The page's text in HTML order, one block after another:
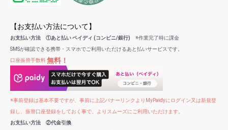
【お支払い方法について】
お支払い方法 ①あと払い ペイディ (コンビニ/銀行) ※作業完了時に課金
SMSが確認できる携帯・スマホでご利用いただけるあと払いサービスです。
口座振替手数料無料！
※事前登録は基本不要ですが、事前に上記バナーリンクよりMyPaidyにログイン又は新規登
録し、振替口座登録をしておく事で、よりスムーズにご利用いただけます。
お支払い方法 ②代金引換